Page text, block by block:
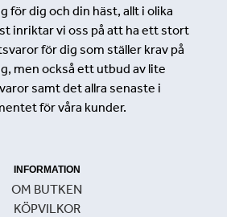
för dig och din häst, allt i olika
inriktar vi oss på att ha ett stort
för dig som ställer krav på
men också ett utbud av lite
samt det allra senaste i
för våra kunder.
INFORMATION
OM BUTKEN
KÖPVILKOR